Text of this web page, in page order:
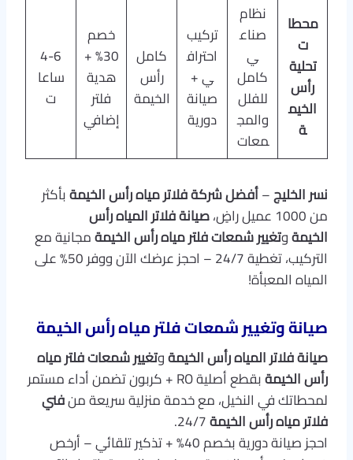
محطا
ت
تحلية
رأس
الخيم
ة
نظام
صناع
ي
كامل
للفلل
والمج
معات
تركيب
احتراف
ي +
صيانة
دورية
كامل
رأس
الخيمة
خصم
30% +
هدية
فلتر
إضافي
4-6
ساعا
ت
نسر الخليج–أفضل شركة فلاتر مياه رأس الخيمةبأكثر
من 1000 عميل راضٍ،
صيانة فلاتر المياه رأس
الخيمةوتغيير شمعات فلتر مياه رأس الخيمةمجانية مع
التركيب، تغطية 24/7 – احجز عرضك الآن ووفر 50% على
المياه المعبأة!
صيانة وتغيير شمعات فلتر مياه رأس الخيمة
صيانة فلاتر المياه رأس الخيمةوتغيير شمعات فلتر مياه
رأس الخيمة
بقطع أصلية RO + كربون تضمن أداء مستمر
لمحطاتك في النخيل، مع خدمة منزلية سريعة منفني
فلاتر مياه رأس الخيمة
احجز صيانة دورية بخصم 40% + تذكير تلقائي – أرخص